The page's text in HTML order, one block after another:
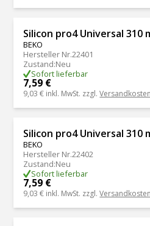
Silicon pro4 Universal
BEKO
Hersteller Nr.22401
Zustand:Neu
Sofort lieferbar
7,59 €
9,03 € inkl. MwSt. zzgl.Versandkosten
Silicon pro4 Universal 310
BEKO
Hersteller Nr.22402
Zustand:Neu
Sofort lieferbar
7,59 €
9,03 € inkl. MwSt. zzgl.Versandkosten